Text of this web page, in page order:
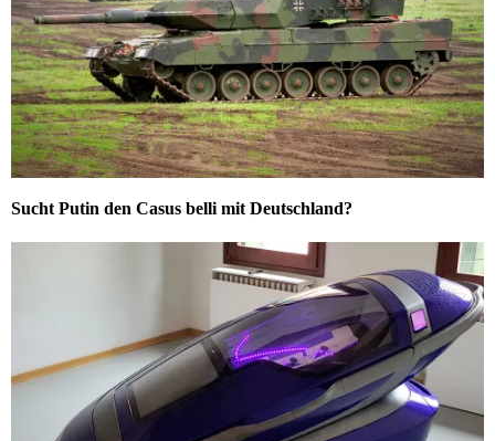
Sucht Putin den Casus belli mit Deutschland?